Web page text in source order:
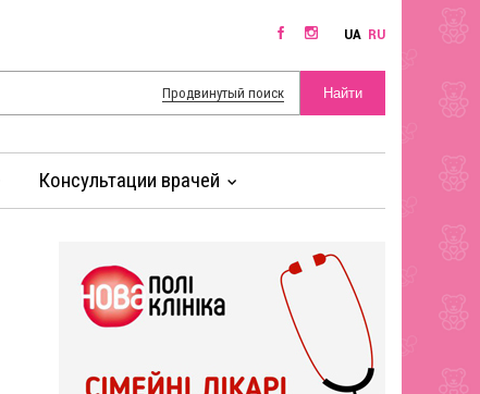
UA RU
Продвинутый поиск
Консультации врачей